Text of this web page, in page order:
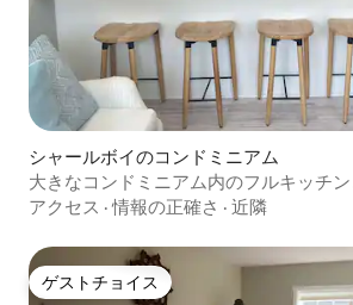
シャールボイのコンドミニアム
大きなコンドミニアム内のフルキッチ
ても清潔です！
アクセス ·情報の正確さ · 近隣
ゲストチョイス
ゲストチョイス